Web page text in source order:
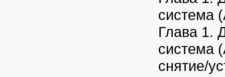
система
Глава 1.
система
снятие/